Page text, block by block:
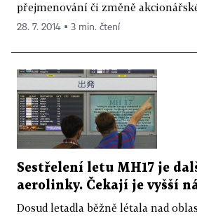
přejmenování či změně
28. 7. 2014 ▪ 3 min. čtení
Sestřelení letu MH17 je
aerolinky. Čekají je vyšší
Dosud letadla běžně létala nad